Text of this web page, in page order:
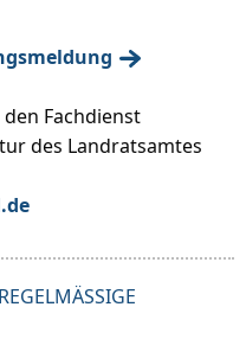
Fachdienst
des Landratsamtes
F